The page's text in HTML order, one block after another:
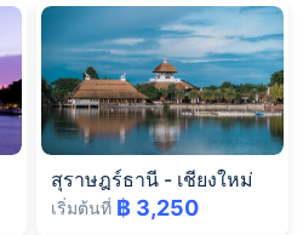
สุราษฎร์ธานี - เชียงใหม่
เริ่มต้นที่ ฿ 3,250